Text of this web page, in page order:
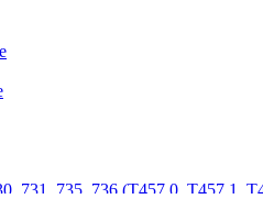
731, 735, 736 (T457.0, T457.1,